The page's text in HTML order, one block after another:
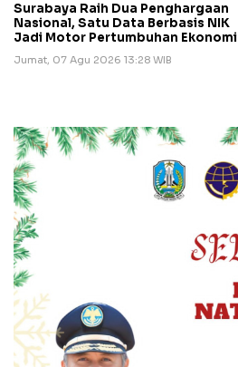
Surabaya Raih Dua Penghargaan
Nasional, Satu Data Berbasis NIK
Jadi Motor Pertumbuhan Ekonomi
Jumat, 07 Agu 2026 13:28 WIB